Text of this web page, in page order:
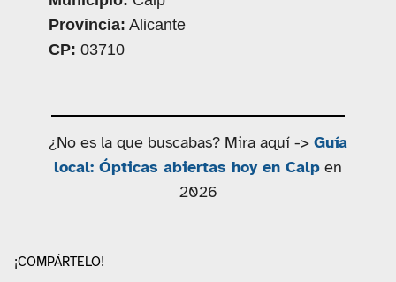
Provincia: Alicante
CP: 03710
¿No es la que buscabas? Mira aquí -> Guía
local: Ópticas abiertas hoy en Calp en
2026
¡COMPÁRTELO!